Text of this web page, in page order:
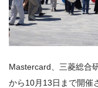
Mastercard 三菱総合
から10月13日まで開催